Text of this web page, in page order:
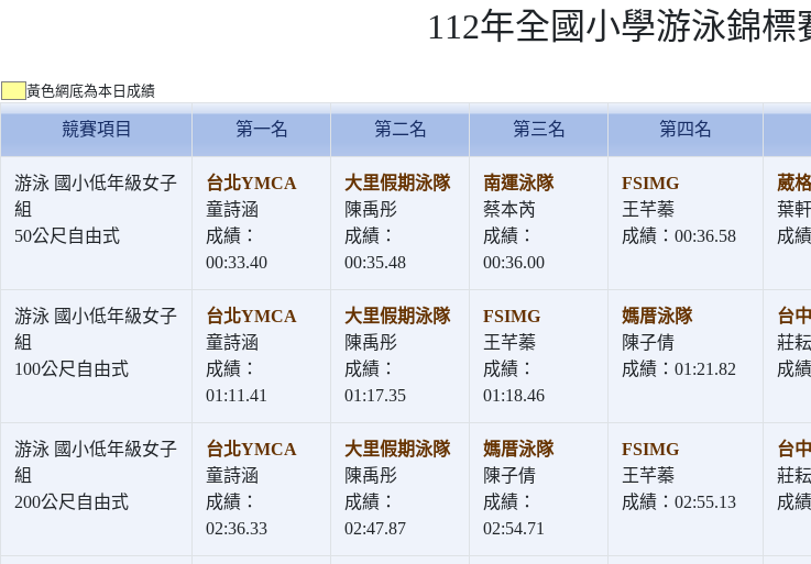
112年全國小學游泳錦
黃色網底為本日成績
競賽項目 第一名 第二名 第三名 第四名
游泳 國小低年級女子
組
50公尺自由式
台北YMCA
童詩涵
成績：
00:33.40
大里假期泳隊
陳禹彤
成績：
00:35.48
南運泳隊
蔡本芮
成績：
00:36.00
FSIMG
王芊蓁
成績：00:36.58
葳
葉
成
游泳 國小低年級女子
組
100公尺自由式
台北YMCA
童詩涵
成績：
01:11.41
大里假期泳隊
陳禹彤
成績：
01:17.35
FSIMG
王芊蓁
成績：
01:18.46
媽厝泳隊
陳子倩
成績：01:21.82
台
莊
成
游泳 國小低年級女子
組
200公尺自由式
台北YMCA
童詩涵
成績：
02:36.33
大里假期泳隊
陳禹彤
成績：
02:47.87
媽厝泳隊
陳子倩
成績：
02:54.71
FSIMG
王芊蓁
成績：02:55.13
台
莊
成